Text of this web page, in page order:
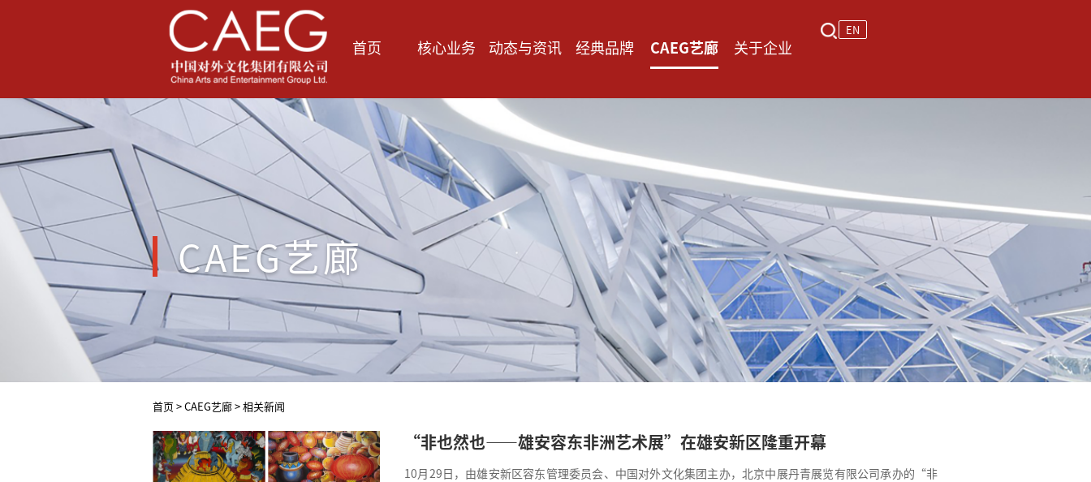
首页 核心业务 动态与资讯 经典品牌 CAEG艺廊 关于企业
EN
CAEG艺廊
首页>CAEG艺廊>相关新闻
“非也然也——雄安容东非洲艺术展”在雄安新区隆重开幕
10月29日，由雄安新区容东管理委员会、中国对外文化集团主办，北京中展丹青展览有限公司承办的“非